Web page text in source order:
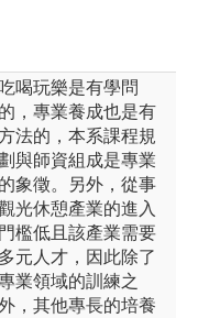
吃喝玩樂是有學問
的，專業養成也是有
法的，本系課程規
與師資組成是專業
的象徵。另外，從事
光休憩產業的進入
門檻低且該產業需要
多元人才，因此除了
業領域的訓練之
，其他專長的培養